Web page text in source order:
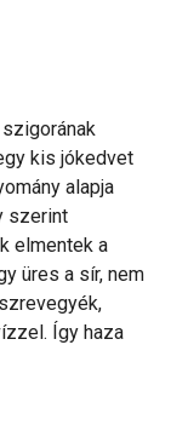
kis jókedvet
alapja
szerint
elmentek a
üres a sír, nem
Így haza